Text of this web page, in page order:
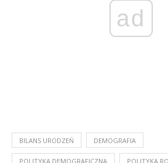
ad
BILANS URODZEŃ DEMOGRAFIA
POLITYKA DEMOGRAFICZNA POLITYKA